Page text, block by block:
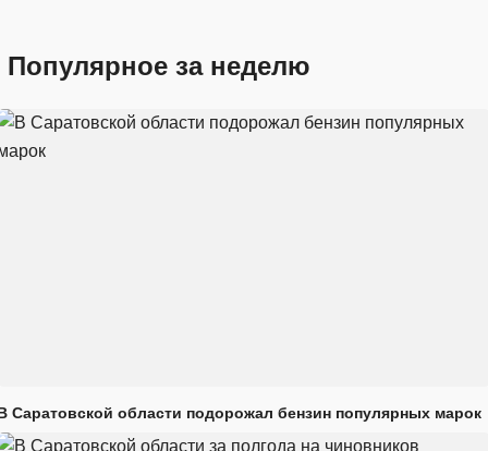
Популярное за неделю
Саратовской области подорожал бензин популярных марок